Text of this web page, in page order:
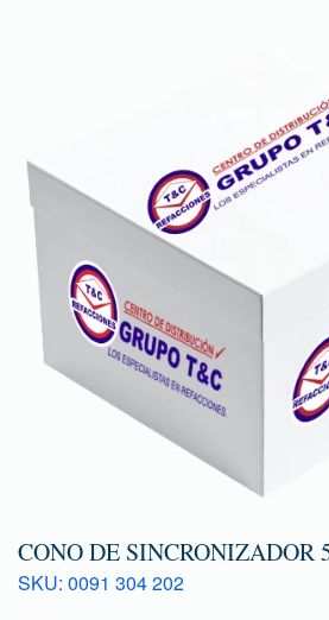
CONO DE SINCRONIZADOR
SKU: 0091 304 202